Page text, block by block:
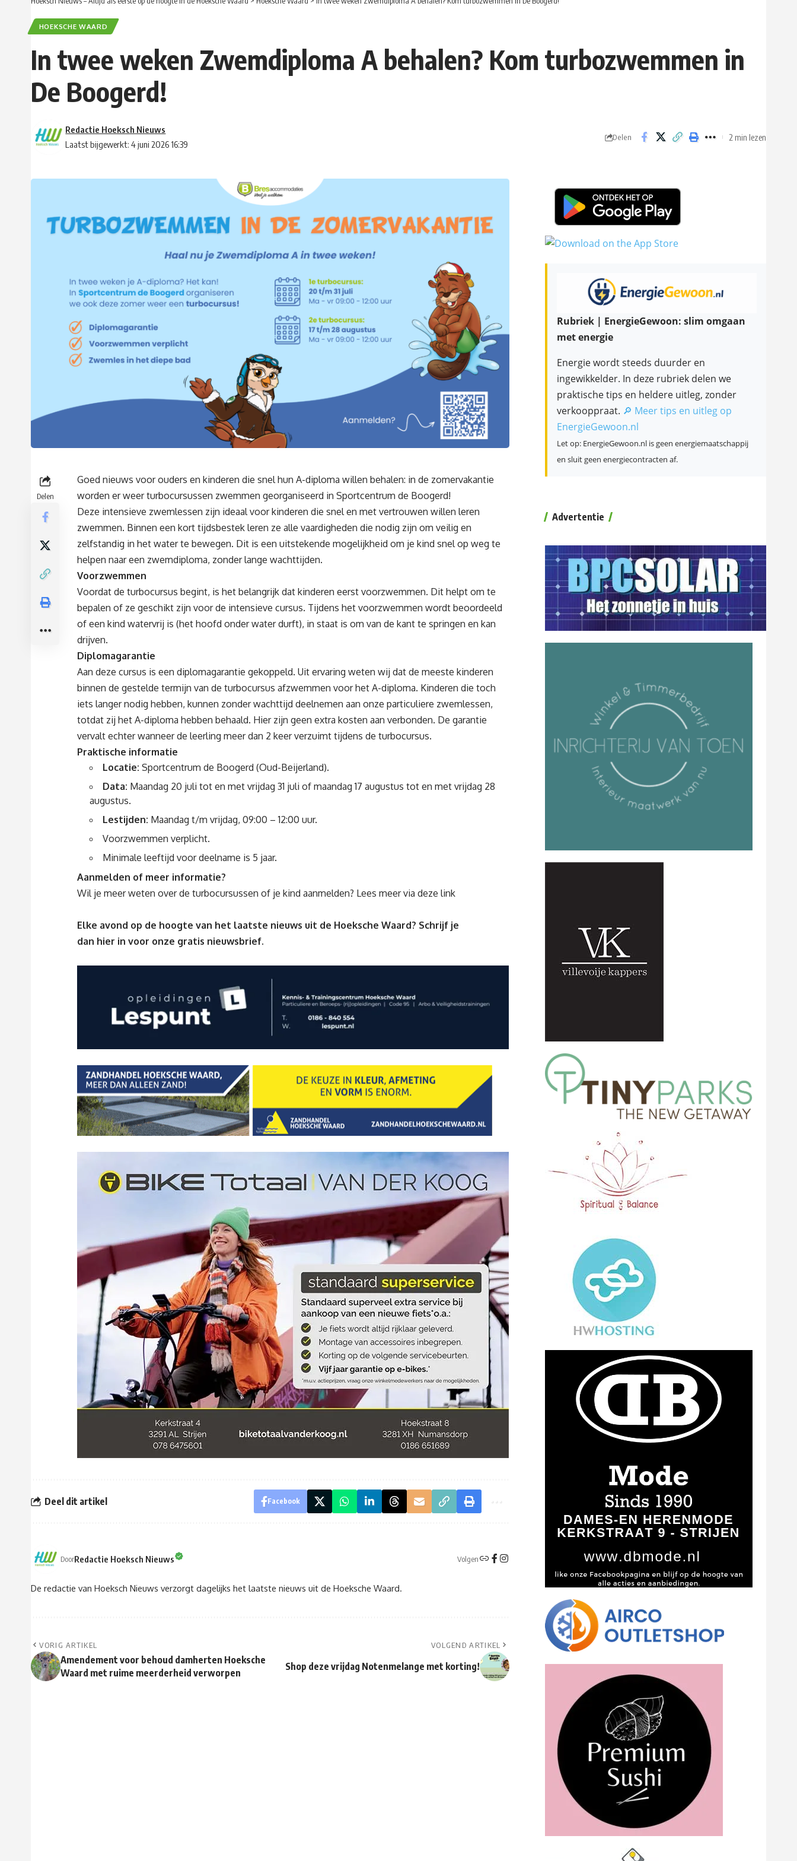
HOEKSCHE WAARD
In twee weken Zwemdiploma A behalen? Kom turbozwemmen in
De Boogerd!
Laatst bijgewerkt: 4 juni 2026 16:39
Redactie Hoeksch Nieuws
Delen 2 min lezen
Delen
Goed nieuws voor ouders en kinderen die snel hun A-diploma willen behalen: in de zomervakantie
worden er weer turbocursussen zwemmen georganiseerd in Sportcentrum de Boogerd!
Deze intensieve zwemlessen zijn ideaal voor kinderen die snel en met vertrouwen willen leren
zwemmen. Binnen een kort tijdsbestek leren ze alle vaardigheden die nodig zijn om veilig en
zelfstandig in het water te bewegen. Dit is een uitstekende mogelijkheid om je kind snel op weg te
helpen naar een zwemdiploma, zonder lange wachttijden.
Voorzwemmen
Voordat de turbocursus begint, is het belangrijk dat kinderen eerst voorzwemmen. Dit helpt om te
bepalen of ze geschikt zijn voor de intensieve cursus. Tijdens het voorzwemmen wordt beoordeeld
of een kind watervrij is (het hoofd onder water durft), in staat is om van de kant te springen en kan
drijven.
Diplomagarantie
Aan deze cursus is een diplomagarantie gekoppeld. Uit ervaring weten wij dat de meeste kinderen
binnen de gestelde termijn van de turbocursus afzwemmen voor het A-diploma. Kinderen die toch
iets langer nodig hebben, kunnen zonder wachttijd deelnemen aan onze particuliere zwemlessen,
totdat zij het A-diploma hebben behaald. Hier zijn geen extra kosten aan verbonden. De garantie
vervalt echter wanneer de leerling meer dan 2 keer verzuimt tijdens de turbocursus.
Praktische informatie
Locatie: Sportcentrum de Boogerd (Oud-Beijerland).
Data: Maandag 20 juli tot en met vrijdag 31 juli of maandag 17 augustus tot en met vrijdag 28
augustus.
Lestijden: Maandag t/m vrijdag, 09:00 – 12:00 uur.
Voorzwemmen verplicht.
Minimale leeftijd voor deelname is 5 jaar.
Aanmelden of meer informatie?
Wil je meer weten over de turbocursussen of je kind aanmelden? Lees meer via deze link
Elke avond op de hoogte van het laatste nieuws uit de Hoeksche Waard? Schrijf je
dan hier in voor onze gratis nieuwsbrief.
Deel dit artikel Facebook
DoorRedactie Hoeksch Nieuws Volgen
De redactie van Hoeksch Nieuws verzorgt dagelijks het laatste nieuws uit de Hoeksche Waard.
VORIG ARTIKEL
Amendement voor behoud damherten Hoeksche
Waard met ruime meerderheid verworpen
VOLGEND ARTIKEL
Shop deze vrijdag Notenmelange met korting!
Rubriek | EnergieGewoon: slim omgaan
met energie
Energie wordt steeds duurder en
ingewikkelder. In deze rubriek delen we
praktische tips en heldere uitleg, zonder
verkooppraat. 🔎 Meer tips en uitleg op
EnergieGewoon.nl
Let op: EnergieGewoon.nl is geen energiemaatschappij
en sluit geen energiecontracten af.
Advertentie